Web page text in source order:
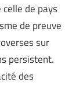
de pays
de preuve
sur
persistent.
des